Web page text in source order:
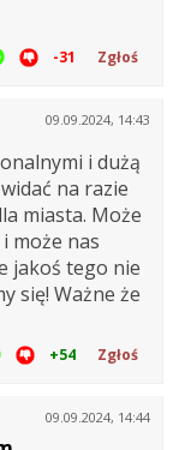
-31 Zgłoś
09.09.2024, 14:43
i dużą
na razie
miasta. Może
może nas
jakoś tego nie
się! Ważne że
+54 Zgłoś
09.09.2024, 14:44